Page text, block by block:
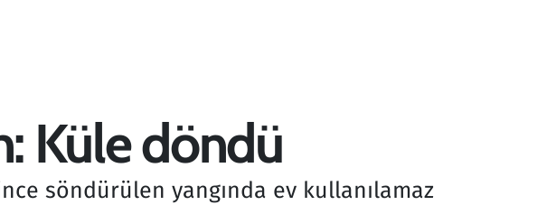
Küle döndü
söndürülen yangında ev kullanılamaz